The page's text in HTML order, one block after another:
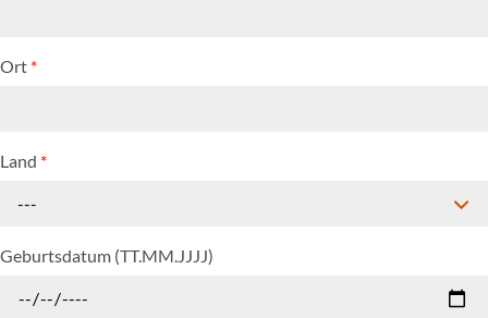
Ort *
Land *
---
Geburtsdatum (TT.MM.JJJJ)